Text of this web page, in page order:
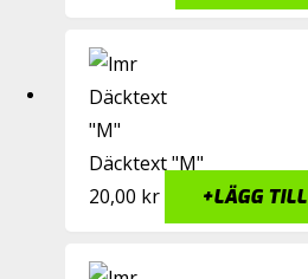
Däcktext "M"
20,00 kr +LÄGG TILL